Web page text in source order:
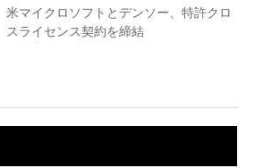
米マイクロソフトとデンソー、特許クロ
スライセンス契約を締結